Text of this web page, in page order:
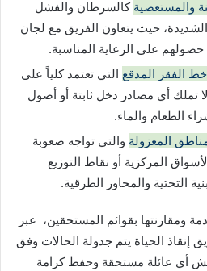
والمستعصية كالسرطان والفشل
حيث يتعاون الفريق مع لجان
على الرعاية المناسبة.
الفقر المدقع التي تعتمد كلياً على
تملك أي مصادر دخل ثابتة أو أصول
الطعام والماء.
المعزولة والتي تواجه صعوبة
المركزية أو نقاط التوزيع
التحتية والمحاور الطرقية.
ومقارنتها بقوائم المستحقين، عبر
الحياة يتم جدولة الحالات وفق
أي عائلة مستحقة وحفظ كرامة